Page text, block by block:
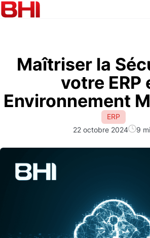
Maîtriser la
votre ERP
Environnement
ERP
22 octobre 2024
9